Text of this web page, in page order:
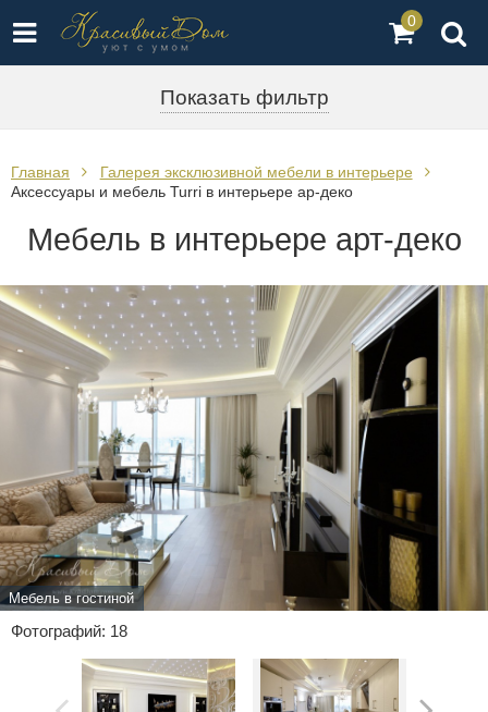
0
Показать фильтр
Главная
Галерея эксклюзивной мебели в интерьере
Аксессуары и мебель Turri в интерьере ар-деко
Мебель в интерьере арт-деко
Мебель в гостиной
Фотографий: 18